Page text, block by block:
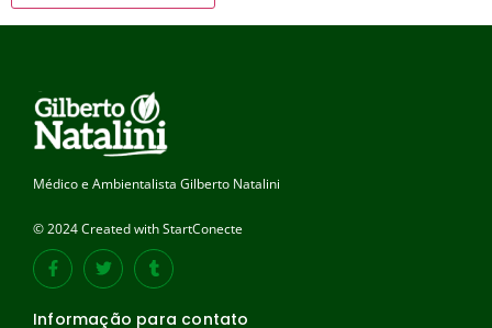
Médico e Ambientalista Gilberto Natalini
© 2024 Created with StartConecte
Informação para contato